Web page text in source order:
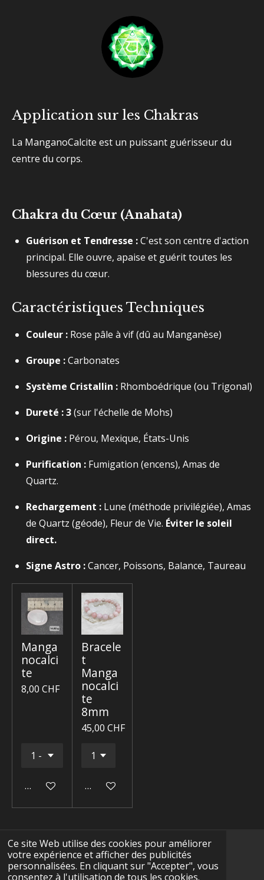
Ce site Web utilise des cookies pour améliorer
votre expérience et afficher des publicités
personnalisées. En cliquant sur "Accepter", vous
consentez à l'utilisation de tous les cookies.
Application sur les Chakras
La ManganoCalcite est un puissant guérisseur du
centre du corps.
Chakra du Cœur (Anahata)
Guérison et Tendresse :C'est son centre d'action
principal. Elle ouvre, apaise et guérit toutes les
blessures du cœur.
Caractéristiques Techniques
Couleur : Rose pâle à vif (dû au Manganèse)
Groupe :Carbonates
Système Cristallin : Rhomboédrique (ou Trigonal)
Dureté :3(sur l'échelle de Mohs)
Origine : Pérou, Mexique, États-Unis
Purification : Fumigation (encens), Amas de
Quartz.
Rechargement : Lune (méthode privilégiée), Amas
de Quartz (géode), Fleur de Vie. Éviter le soleil
direct.
Signe Astro :Cancer, Poissons, Balance, Taureau
Manga
nocalci
te
8,00 CHF
Ajouter au panier
Bracele
t
Manga
nocalci
te
8mm
45,00 CHF
Ajouter au panier
F
a
I
n
Y
o
T
i
W
h